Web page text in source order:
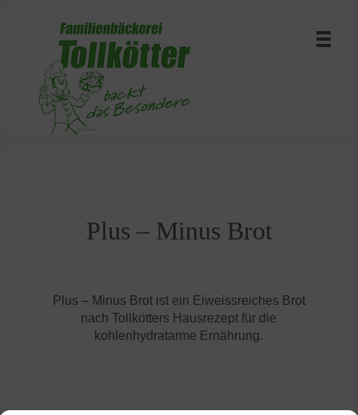
Plus – Minus Brot
Plus – Minus Brot ist ein Eiweissreiches Brot
nach Tollkötters Hausrezept für die
kohlenhydratarme Ernährung.